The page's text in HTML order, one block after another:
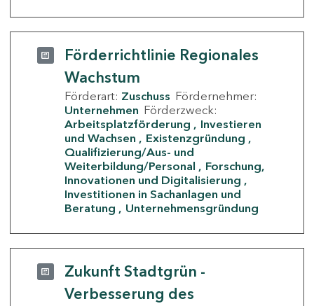
Förderrichtlinie Regionales
Wachstum
Förderart: Zuschuss Fördernehmer:
Unternehmen Förderzweck:
Arbeitsplatzförderung
Investieren
und Wachsen
Existenzgründung
Qualifizierung/Aus- und
Weiterbildung/Personal
Forschung,
Innovationen und Digitalisierung
Investitionen in Sachanlagen und
Beratung
Unternehmensgründung
Zukunft Stadtgrün -
Verbesserung des